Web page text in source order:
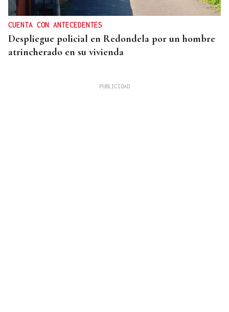
CUENTA CON ANTECEDENTES
Despliegue policial en Redondela por un hombre
atrincherado en su vivienda